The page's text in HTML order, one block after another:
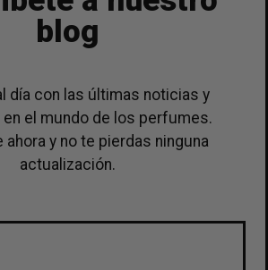
blog
día con las últimas noticias y
el mundo de los perfumes.
y no te pierdas ninguna
actualización.